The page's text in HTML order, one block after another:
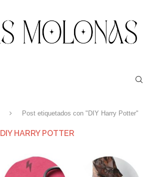
Post etiquetados con "DIY Harry Potter"
DIY HARRY POTTER